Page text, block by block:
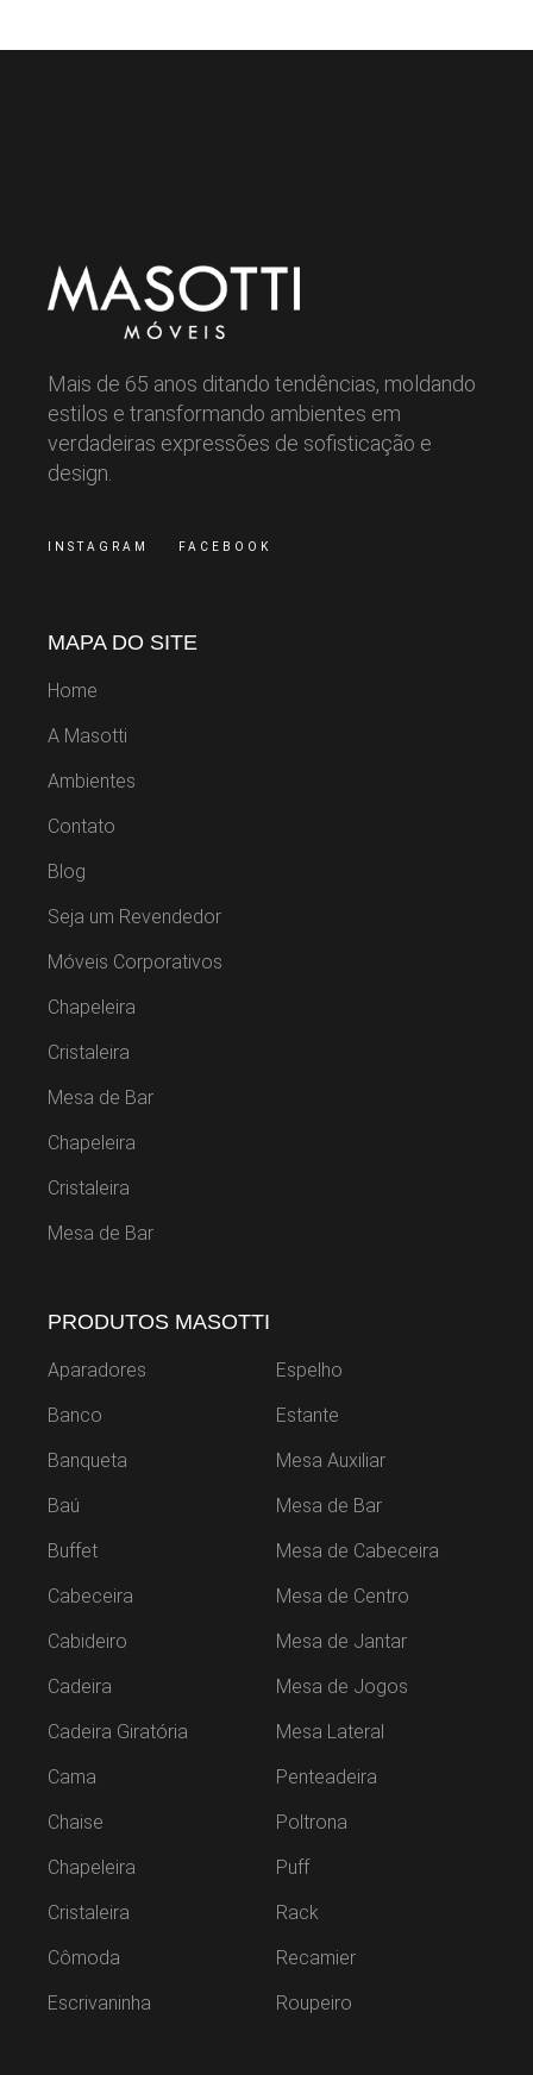
Mais de 65 anos ditando tendências, moldando
estilos e transformando ambientes em
verdadeiras expressões de sofisticação e
design.
INSTAGRAM FACEBOOK
MAPA DO SITE
Home
A Masotti
Ambientes
Contato
Blog
Seja um Revendedor
Móveis Corporativos
Chapeleira
Cristaleira
Mesa de Bar
Chapeleira
Cristaleira
Mesa de Bar
PRODUTOS MASOTTI
Aparadores
Banco
Banqueta
Baú
Buffet
Cabeceira
Cabideiro
Cadeira
Cadeira Giratória
Cama
Chaise
Chapeleira
Cristaleira
Cômoda
Escrivaninha
Espelho
Estante
Mesa Auxiliar
Mesa de Bar
Mesa de Cabeceira
Mesa de Centro
Mesa de Jantar
Mesa de Jogos
Mesa Lateral
Penteadeira
Poltrona
Puff
Rack
Recamier
Roupeiro